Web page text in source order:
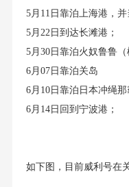
5月11日靠泊上海港，并
5月22日到达长滩港；
5月30日靠泊火奴鲁鲁（
6月07日靠泊关岛
6月10日靠泊日本冲绳那
6月14日回到宁波港；
如下图，目前威利号在